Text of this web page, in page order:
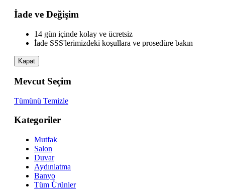
İade ve Değişim
14 gün içinde kolay ve ücretsiz
İade SSS'lerimizdeki koşullara ve prosedüre bakın
Kapat
Mevcut Seçim
Tümünü Temizle
Kategoriler
Mutfak
Salon
Duvar
Aydınlatma
Banyo
Tüm Ürünler